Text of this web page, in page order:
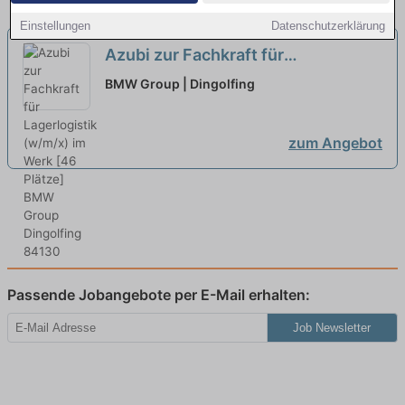
Einstellungen Datenschutzerklärung
Azubi zur Fachkraft für
Lagerlogistik (w/m/x) im Werk [46
BMW Group | Dingolfing
zum Angebot
Passende Jobangebote per E-Mail erhalten:
Job Newsletter